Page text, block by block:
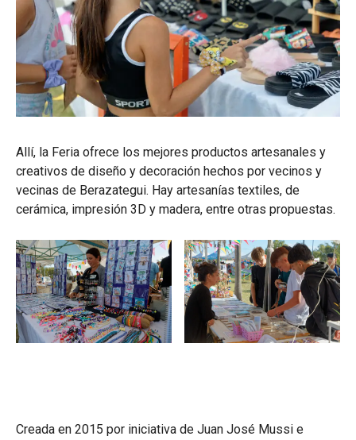
Allí, la Feria ofrece los mejores productos artesanales y
creativos de diseño y decoración hechos por vecinos y
vecinas de Berazategui. Hay artesanías textiles, de
cerámica, impresión 3D y madera, entre otras propuestas.
Creada en 2015 por iniciativa de Juan José Mussi e